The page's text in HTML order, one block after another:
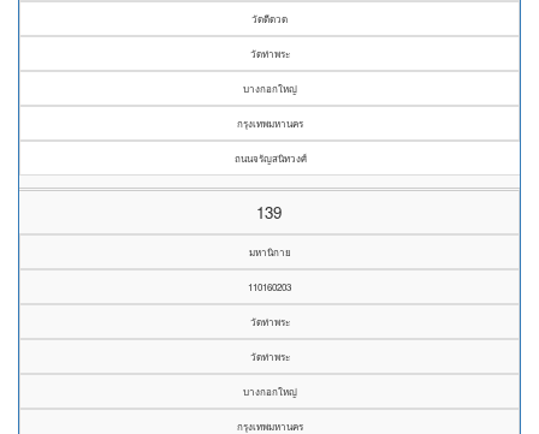
วัดดีดวด
วัดท่าพระ
บางกอกใหญ่
กรุงเทพมหานคร
ถนนจรัญสนิทวงศ์
139
มหานิกาย
110160203
วัดท่าพระ
วัดท่าพระ
บางกอกใหญ่
กรุงเทพมหานคร